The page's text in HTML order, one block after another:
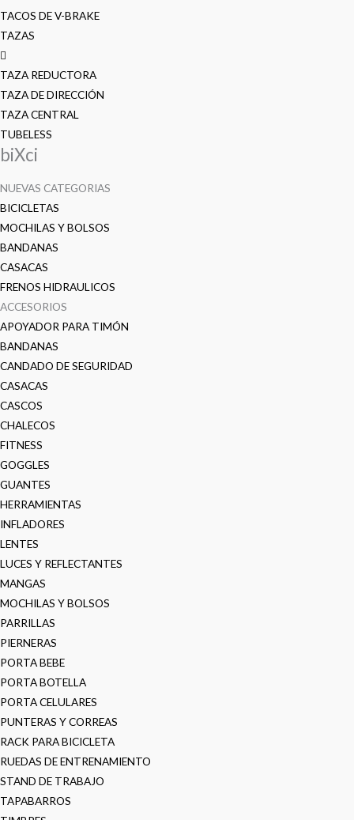
TACOS DE V-BRAKE
TAZAS
TAZA REDUCTORA
TAZA DE DIRECCIÓN
TAZA CENTRAL
TUBELESS
biXci
NUEVAS CATEGORIAS
BICICLETAS
MOCHILAS Y BOLSOS
BANDANAS
CASACAS
FRENOS HIDRAULICOS
ACCESORIOS
APOYADOR PARA TIMÓN
BANDANAS
CANDADO DE SEGURIDAD
CASACAS
CASCOS
CHALECOS
FITNESS
GOGGLES
GUANTES
HERRAMIENTAS
INFLADORES
LENTES
LUCES Y REFLECTANTES
MANGAS
MOCHILAS Y BOLSOS
PARRILLAS
PIERNERAS
PORTA BEBE
PORTA BOTELLA
PORTA CELULARES
PUNTERAS Y CORREAS
RACK PARA BICICLETA
RUEDAS DE ENTRENAMIENTO
STAND DE TRABAJO
TAPABARROS